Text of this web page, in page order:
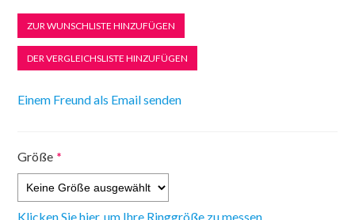
Größe *
Klicken Sie hier, um Ihre Ringgröße zu messen